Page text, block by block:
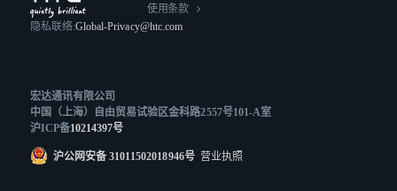
使用条款
隐私联络:Global-Privacy@htc.com
宏达通讯有限公司
中国（上海）自由贸易试验区金科路2557号101-A室
沪ICP备10214397号
沪公网安备 31011502018946号营业执照